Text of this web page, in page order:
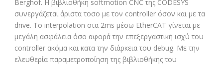
Berghof. Η βιβλιοθήκη softmotion CNC της CODESYS
συνεργάζεται άριστα τοσο με τον controller όσον και με τα
drive. Το interpolation στα 2ms μέσω EtherCAT γίνεται με
μεγάλη ασφάλεια όσο αφορά την επεξεργαστική ισχύ του
controller ακόμα και κατα την διάρκεια του debug. Με την
ελευθερία παραμετροποίηση της βιβλιοθήκης του